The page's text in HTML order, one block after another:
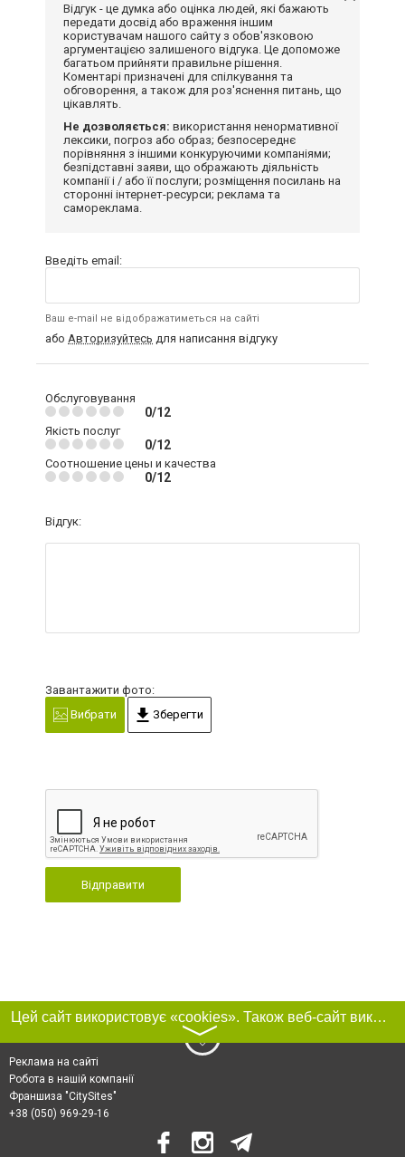
Відгук - це думка або оцінка людей, які бажають
передати досвід або враження іншим
користувачам нашого сайту з обов'язковою
аргументацією залишеного відгука. Це допоможе
багатьом прийняти правильне рішення.
Коментарі призначені для спілкування та
обговорення, а також для роз'яснення питань, що
цікавлять.
Не дозволяється: використання ненормативної
лексики, погроз або образ; безпосереднє
порівняння з іншими конкуруючими компаніями;
безпідставні заяви, що ображають діяльність
компанії і / або її послуги; розміщення посилань на
сторонні інтернет-ресурси; реклама та
самореклама.
Введіть email:
Ваш e-mail не відображатиметься на сайті
або Авторизуйтесь для написання відгуку
Обслуговування
0/12
Якість послуг
0/12
Соотношение цены и качества
0/12
Відгук:
Завантажити фото:
Вибрати
Зберегти
Відправити
Цей сайт використовує «cookies». Також веб-сайт використовує інтернет-сервіс для збору технічних даних стосовно відвідувачів з метою отримання маркетингової та статистичної інформації. Умови обробки даних відвідувачів сайту див.
〉
Реклама на сайті
Робота в нашій компанії
Франшиза "CitySites"
+38 (050) 969-29-16